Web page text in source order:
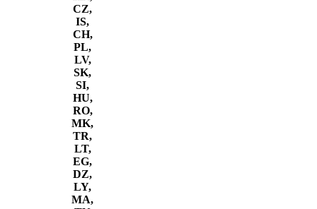
CZ,
IS,
CH,
PL,
LV,
SK,
SI,
HU,
RO,
MK,
TR,
LT,
EG,
DZ,
LY,
MA,